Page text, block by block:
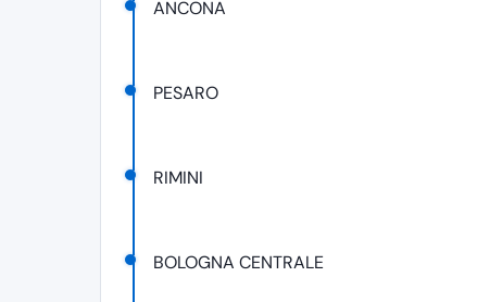
ANCONA
PESARO
RIMINI
BOLOGNA CENTRALE